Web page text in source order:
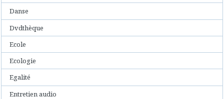
Danse
Dvdthèque
Ecole
Ecologie
Egalité
Entretien audio